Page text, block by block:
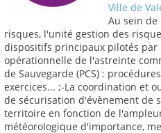
Ville de
Au sein
risques, l'unité gestion des
dispositifs principaux pilotés par
opérationnelle de l'astreinte
de Sauvegarde (PCS) :
exercices... ;-La coordination et
de sécurisation d'évènement de
territoire en fonction de
météorologique d'importance,